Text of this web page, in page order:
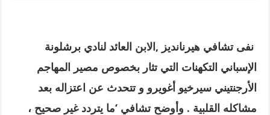
نفى تشافي هيرنانديز ,الابن العائد لنادي برشلونة
الإسباني التكهنات التي تثار بخصوص مصير المهاجم
الأرجنتيني سيرخيو أغويرو و تتحدث عن اعتزاله بعد
مشاكله القلبية . وأوضح تشافي ‘ما يتردد غير صحيح ،